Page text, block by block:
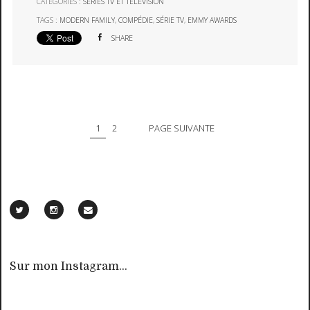
TAGS : MODERN FAMILY,COMPÉDIE,SÉRIE TV, EMMY AWARDS
SHARE
1 2 PAGE SUIVANTE
Sur mon Instagram...